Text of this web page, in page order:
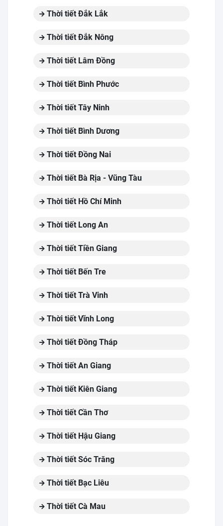
Thời tiết Đắk Lắk
Thời tiết Đắk Nông
Thời tiết Lâm Đồng
Thời tiết Bình Phước
Thời tiết Tây Ninh
Thời tiết Bình Dương
Thời tiết Đồng Nai
Thời tiết Bà Rịa - Vũng Tàu
Thời tiết Hồ Chí Minh
Thời tiết Long An
Thời tiết Tiền Giang
Thời tiết Bến Tre
Thời tiết Trà Vinh
Thời tiết Vĩnh Long
Thời tiết Đồng Tháp
Thời tiết An Giang
Thời tiết Kiên Giang
Thời tiết Cần Thơ
Thời tiết Hậu Giang
Thời tiết Sóc Trăng
Thời tiết Bạc Liêu
Thời tiết Cà Mau